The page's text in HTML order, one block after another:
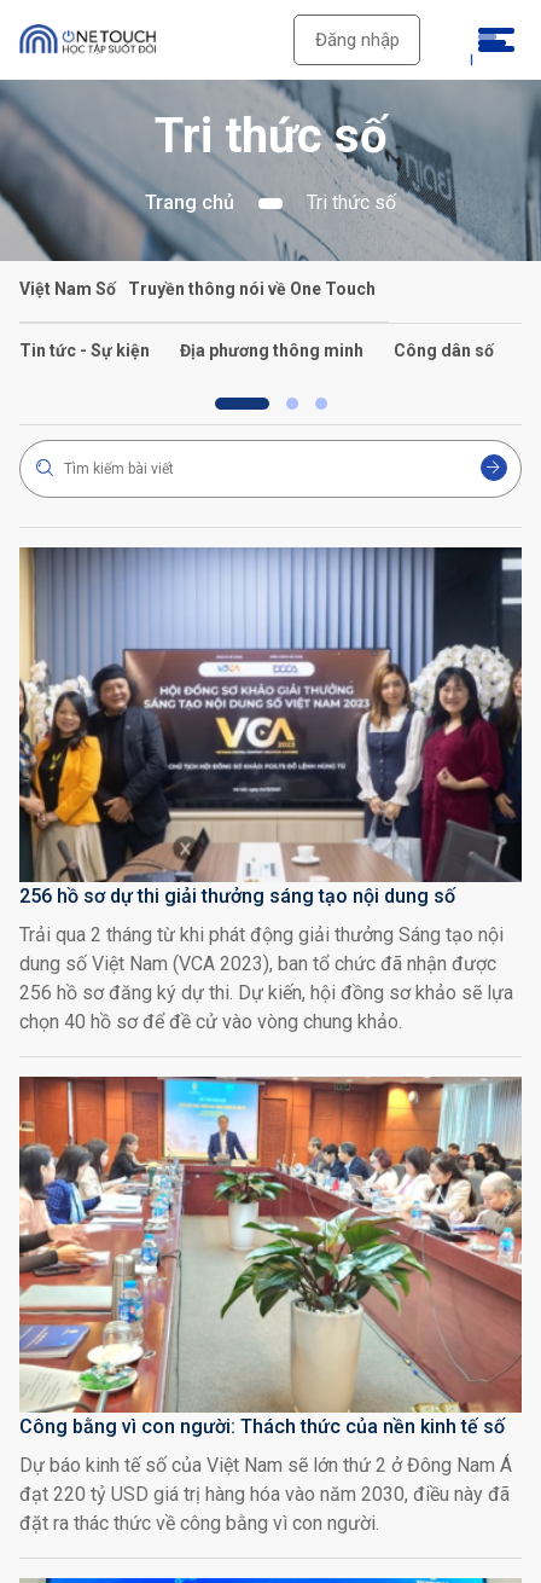
Đăng nhập
Tri thức số
Trang chủ Tri thức số
Việt Nam Số Truyền thông nói về One Touch
Tin tức - Sự kiện Địa phương thông minh Công dân số
256 hồ sơ dự thi giải thưởng sáng tạo nội dung số
Trải qua 2 tháng từ khi phát động giải thưởng Sáng tạo nội
dung số Việt Nam (VCA 2023), ban tổ chức đã nhận được
256 hồ sơ đăng ký dự thi. Dự kiến, hội đồng sơ khảo sẽ lựa
chọn 40 hồ sơ để đề cử vào vòng chung khảo.
Công bằng vì con người: Thách thức của nền kinh tế số
Dự báo kinh tế số của Việt Nam sẽ lớn thứ 2 ở Đông Nam Á
đạt 220 tỷ USD giá trị hàng hóa vào năm 2030, điều này đã
đặt ra thác thức về công bằng vì con người.